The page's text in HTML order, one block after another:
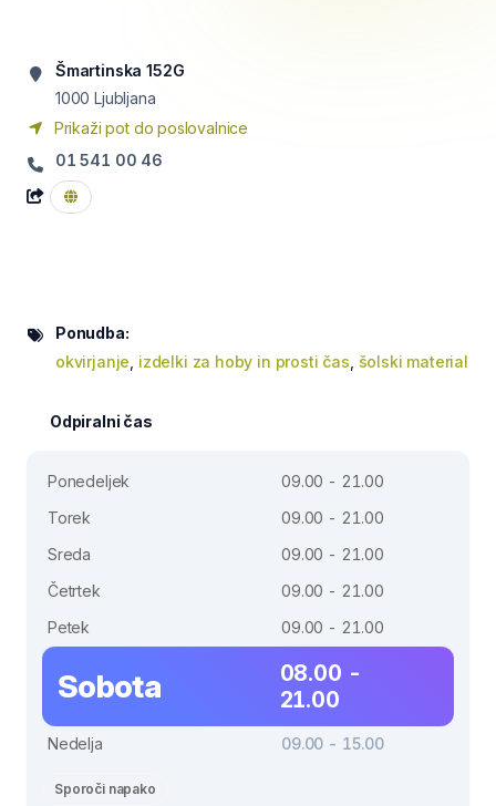
Šmartinska 152G
1000 Ljubljana
Prikaži pot do poslovalnice
01 541 00 46
Ponudba:
okvirjanje izdelki za hoby in prosti čas šolski material
Odpiralni čas
Ponedeljek
09.00 - 21.00
Torek
09.00 - 21.00
Sreda
09.00 - 21.00
Četrtek
09.00 - 21.00
Petek
09.00 - 21.00
Sobota
08.00 -
21.00
Nedelja 09.00 - 15.00
Sporoči napako